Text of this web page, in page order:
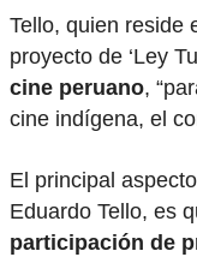
Tello, quien reside
proyecto de ‘Ley
cine peruano,
cine indígena, el
El principal
Eduardo Tello, es
participación de